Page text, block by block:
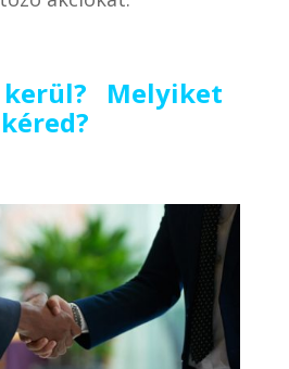
kerül? Melyiket
kéred?